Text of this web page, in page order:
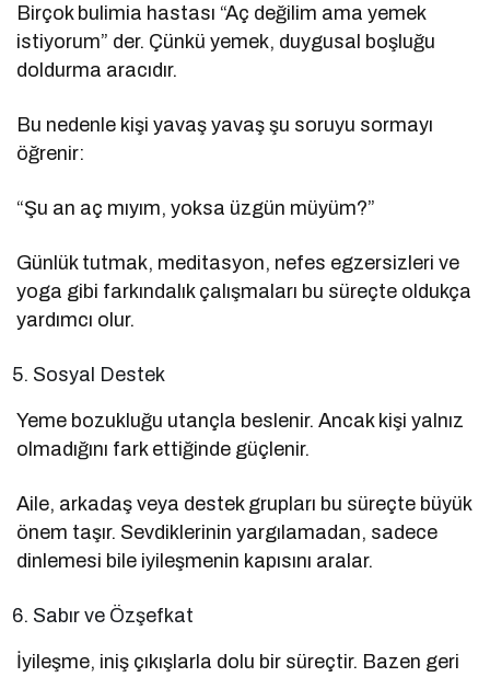
Birçok bulimia hastası “Aç değilim ama yemek
istiyorum” der. Çünkü yemek, duygusal boşluğu
doldurma aracıdır.
Bu nedenle kişi yavaş yavaş şu soruyu sormayı
öğrenir:
“Şu an aç mıyım, yoksa üzgün müyüm?”
Günlük tutmak, meditasyon, nefes egzersizleri ve
yoga gibi farkındalık çalışmaları bu süreçte oldukça
yardımcı olur.
Sosyal Destek
Yeme bozukluğu utançla beslenir. Ancak kişi yalnız
olmadığını fark ettiğinde güçlenir.
Aile, arkadaş veya destek grupları bu süreçte büyük
önem taşır. Sevdiklerinin yargılamadan, sadece
dinlemesi bile iyileşmenin kapısını aralar.
Sabır ve Özşefkat
İyileşme, iniş çıkışlarla dolu bir süreçtir. Bazen geri